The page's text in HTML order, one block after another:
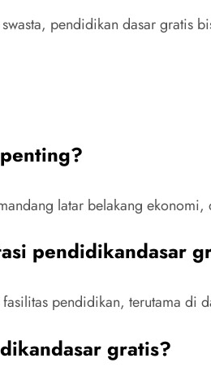
pendidikan dasar gratis
latar belakang
pendidikandasar
pendidikan, terutama di
gratis?